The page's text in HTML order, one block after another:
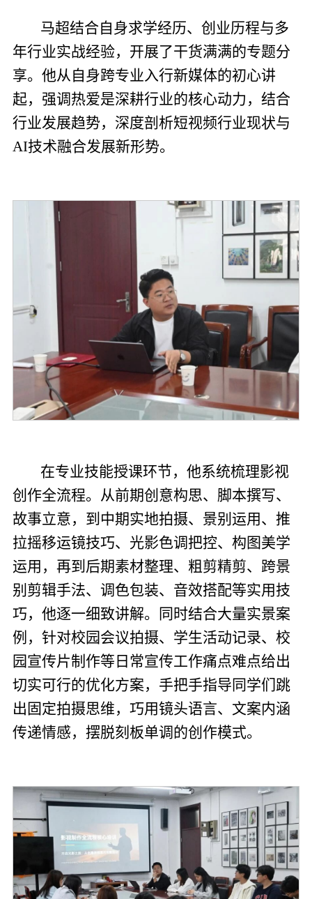
马超结合自身求学经历、创业历程与多
年行业实战经验，开展了干货满满的专题分
享。他从自身跨专业入行新媒体的初心讲
起，强调热爱是深耕行业的核心动力，结合
行业发展趋势，深度剖析短视频行业现状与
AI技术融合发展新形势。
在专业技能授课环节，他系统梳理影视
创作全流程。从前期创意构思、脚本撰写、
故事立意，到中期实地拍摄、景别运用、推
拉摇移运镜技巧、光影色调把控、构图美学
运用，再到后期素材整理、粗剪精剪、跨景
别剪辑手法、调色包装、音效搭配等实用技
巧，他逐一细致讲解。同时结合大量实景案
例，针对校园会议拍摄、学生活动记录、校
园宣传片制作等日常宣传工作痛点难点给出
切实可行的优化方案，手把手指导同学们跳
出固定拍摄思维，巧用镜头语言、文案内涵
传递情感，摆脱刻板单调的创作模式。